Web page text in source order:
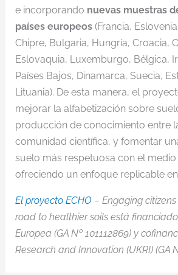
e incorporando nuevas muestras
países europeos (Francia,
Chipre, Bulgaria, Hungría, Croacia,
Eslovaquia, Luxemburgo, Bélgica,
Países Bajos, Dinamarca, Suecia,
Lituania). De esta manera, el
mejorar la alfabetización sobre
producción de conocimiento entre
comunidad científica, y fomentar
suelo más respetuosa con el medio
ofreciendo un enfoque replicable
El proyecto ECHO– Engaging citizens
road to healthier soils está
Europea (GA Nº 101112869) y
Research and Innovation (UKRI) (GA